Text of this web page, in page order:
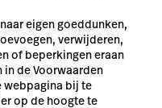
eigen goeddunken,
verwijderen,
of beperkingen eraan
de Voorwaarden
bij te
op de hoogte te